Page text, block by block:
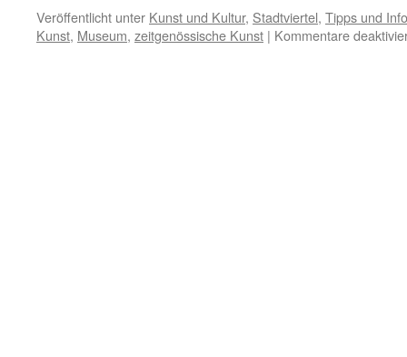
Veröffentlicht unter Kunst und Kultur, Stadtviertel, Tipps und
Kunst, Museum, zeitgenössische Kunst | Kommentare